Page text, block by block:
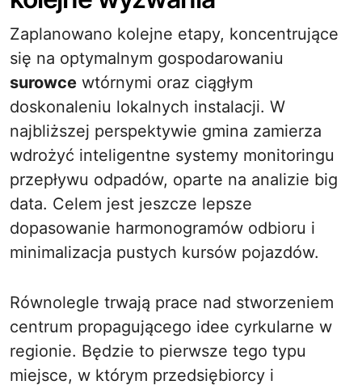
Zaplanowano kolejne etapy, koncentrujące
się na optymalnym gospodarowaniu
surowce wtórnymi oraz ciągłym
doskonaleniu lokalnych instalacji. W
najbliższej perspektywie gmina zamierza
wdrożyć inteligentne systemy monitoringu
przepływu odpadów, oparte na analizie big
data. Celem jest jeszcze lepsze
dopasowanie harmonogramów odbioru i
minimalizacja pustych kursów pojazdów.
Równolegle trwają prace nad stworzeniem
centrum propagującego idee cyrkularne w
regionie. Będzie to pierwsze tego typu
miejsce, w którym przedsiębiorcy i